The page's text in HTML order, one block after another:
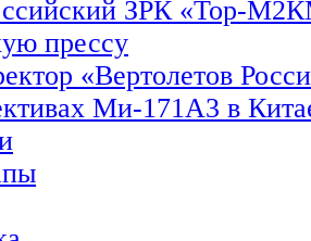
ЗРК «Тор-
прессу
«Вертолетов
Ми-171А3 в